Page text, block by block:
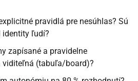
pravidlá pre nesúhlas? Sú
identity ľudí?
zapísané a pravidelne
viditeľná (tabuľa/board)?